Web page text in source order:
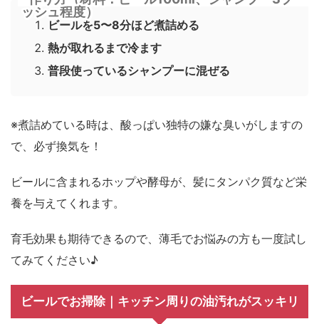
ッシュ程度）
ビールを5〜8分ほど煮詰める
熱が取れるまで冷ます
普段使っているシャンプーに混ぜる
※煮詰めている時は、酸っぱい独特の嫌な臭いがしますの
で、必ず換気を！
ビールに含まれるホップや酵母が、髪にタンパク質など栄
養を与えてくれます。
育毛効果も期待できるので、薄毛でお悩みの方も一度試し
てみてください♪
ビールでお掃除｜キッチン周りの油汚れがスッキリ